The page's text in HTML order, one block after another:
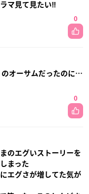
マ見て見たい‼︎
0
オーサムだったのに…
0
のエグいストーリーを
まった
エグさが増してた気が